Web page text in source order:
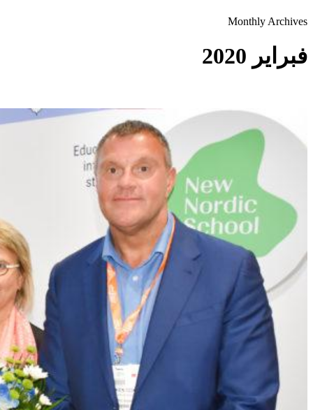
Monthly Archives
فبراير 2020